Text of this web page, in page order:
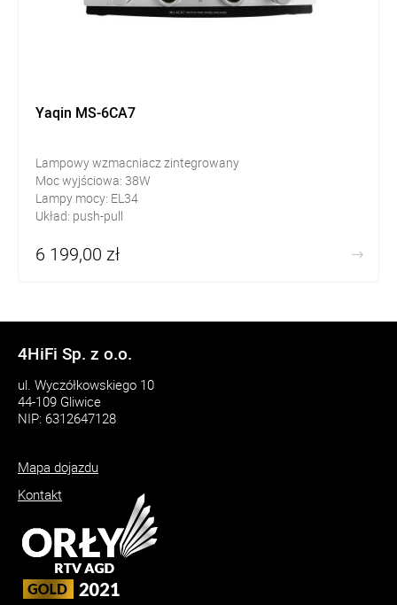
Yaqin MS-6CA7
Lampowy wzmacniacz zintegrowany
Moc wyjściowa: 38W
Lampy mocy: EL34
Układ: push-pull
6 199,00 zł
4HiFi Sp. z o.o.
ul. Wyczółkowskiego 10
44-109 Gliwice
NIP: 6312647128
Mapa dojazdu
Kontakt